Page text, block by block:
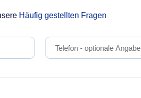
Häufig gestellten Fragen
Telefon - optionale Angabe